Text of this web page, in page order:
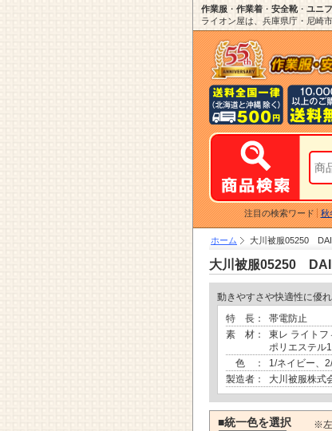
作業服 ・ 作業着 ・ 安全靴・ ユニ
ライオン屋は、兵庫県庁・尼崎
注目の検索ワード 秋
ホーム 大川被服05250
大川被服05250
動きやすさや快適性に優れ
特 長：
帯電防止
素 材：
東レ ライトフ
ポリエステル
色 ：
1/ネイビー、
製造者：
大川被服株式
■統一色を選択
※左